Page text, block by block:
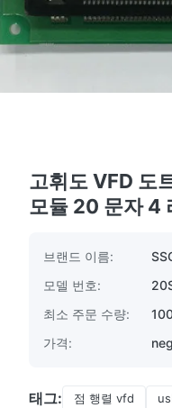
고휘도 VFD 도
모듈 20 문자 4
브랜드 이름:
모델 번호:
최소 주문 수량:
가격:
태그: 점 행렬 vfd